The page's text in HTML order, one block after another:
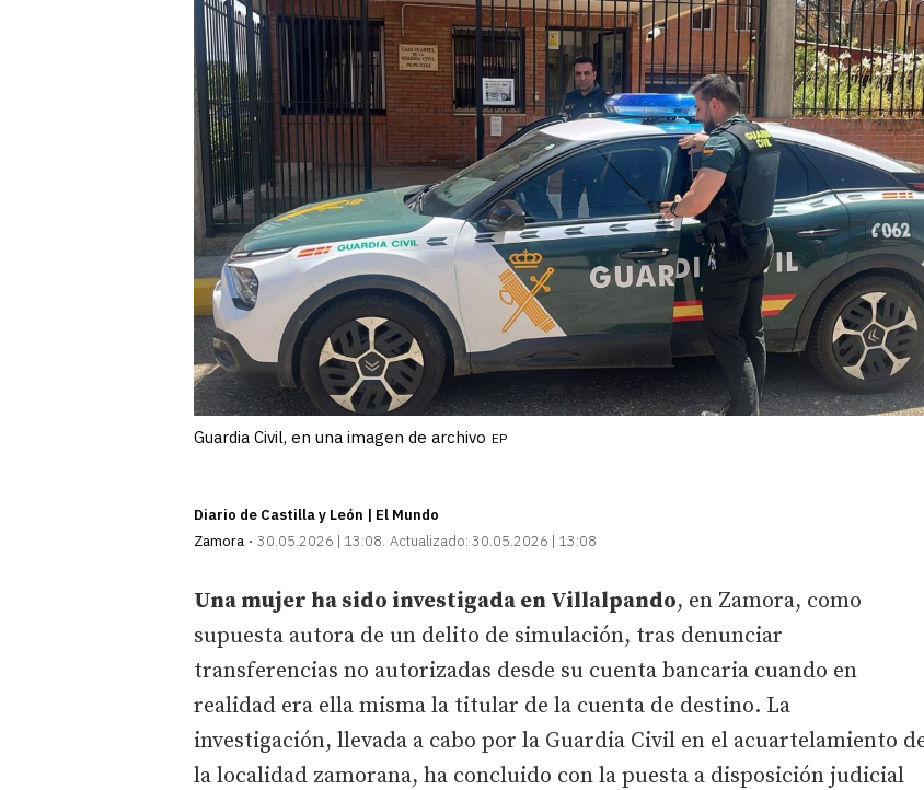
Guardia Civil, en una imagen de archivo EP
Diario de Castilla y León | El Mundo
Zamora
30.05.2026 | 13:08 Actualizado: 30.05.2026 | 13:08
Una mujer ha sido investigada en Villalpando, en Zamora, como
supuesta autora de un delito de simulación, tras denunciar
transferencias no autorizadas desde su cuenta bancaria cuando en
realidad era ella misma la titular de la cuenta de destino. La
investigación, llevada a cabo por la Guardia Civil en el acuartelamiento
la localidad zamorana, ha concluido con la puesta a disposición judicial